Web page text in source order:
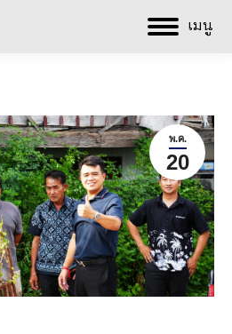
เมนู
พ.ค.
20